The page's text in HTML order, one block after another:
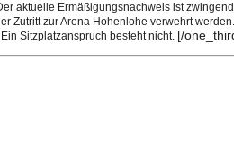
aktuelle Ermäßigungsnachweis ist
Zutritt zur Arena Hohenlohe verwehrt
Sitzplatzanspruch besteht nicht. [/